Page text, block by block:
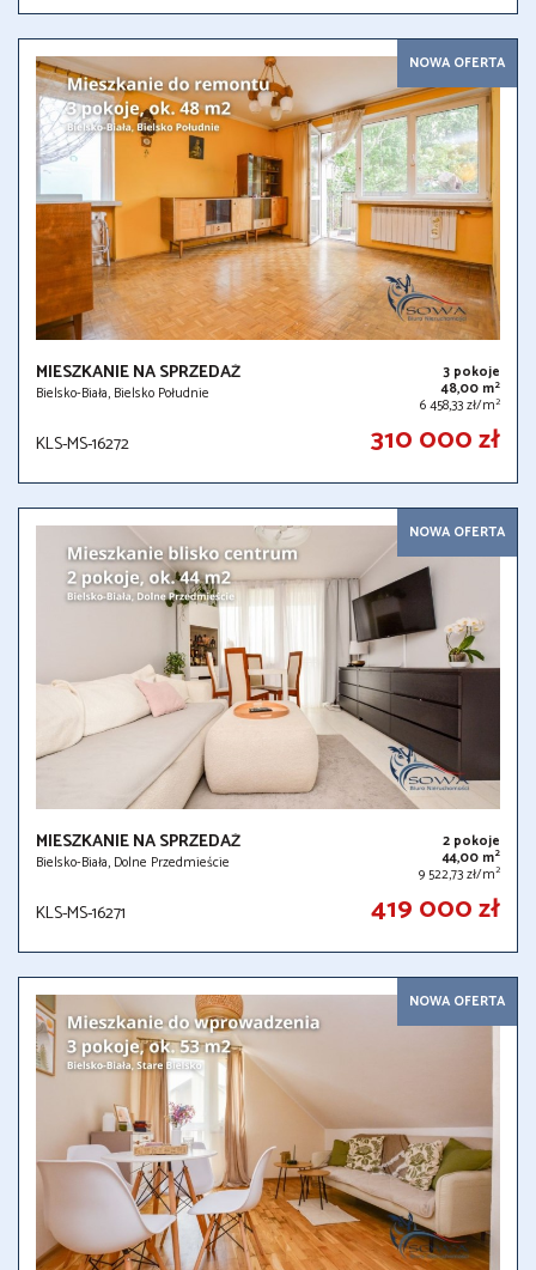
NOWA OFERTA
MIESZKANIE NA SPRZEDAŻ
Bielsko-Biała, Bielsko Południe
3 pokoje
48,00 m2
6 458,33 zł/m2
KLS-MS-16272 310 000 zł
NOWA OFERTA
MIESZKANIE NA SPRZEDAŻ
Bielsko-Biała, Dolne Przedmieście
2 pokoje
44,00 m2
9 522,73 zł/m2
KLS-MS-16271 419 000 zł
NOWA OFERTA